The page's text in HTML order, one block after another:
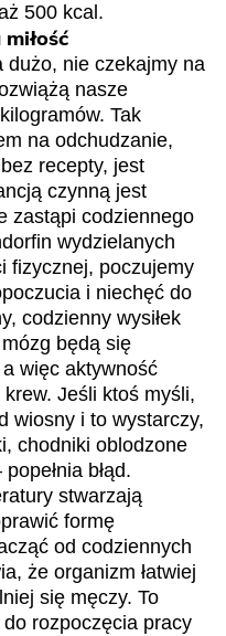
500 kcal.
dużo, nie czekajmy na
nasze
Tak
na odchudzanie,
recepty, jest
czynną jest
zastąpi codziennego
wydzielanych
fizycznej, poczujemy
i niechęć do
codzienny wysiłek
będą się
więc aktywność
Jeśli ktoś myśli,
wiosny i to wystarczy,
chodniki oblodzone
błąd.
stwarzają
formę
od codziennych
że organizm łatwiej
się męczy. To
rozpoczęcia pracy